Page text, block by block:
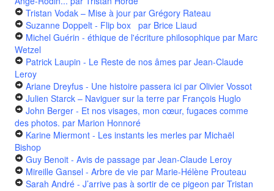
Tristan Vodak – Mise à jour par Grégory Rateau
Suzanne Doppelt - Flip box par Brice Liaud
Michel Guérin - éthique de l'écriture philosophique par Marc
Wetzel
Patrick Laupin - Le Reste de nos âmes par Jean-Claude
Leroy
Ariane Dreyfus - Une histoire passera ici par Olivier Vossot
Julien Starck – Naviguer sur la terre par François Huglo
John Berger - Et nos visages, mon cœur, fugaces comme
des photos. par Marion Honnoré
Karine Miermont - Les instants les merles par Michaël
Bishop
Guy Benoit - Avis de passage par Jean-Claude Leroy
Mireille Gansel - Arbre de vie par Marie-Hélène Prouteau
Sarah André - J’arrive pas à sortir de ce pigeon par Tristan